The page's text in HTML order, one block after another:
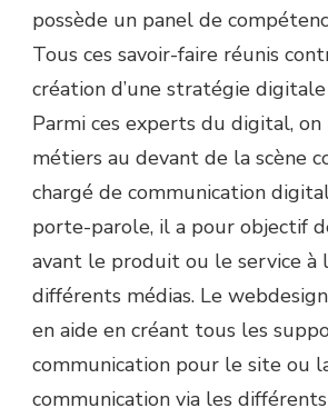
possède un panel de
Tous ces savoir-faire réunis
création d’une stratégie
Parmi ces experts du digital,
métiers au devant de la scène
chargé de communication
porte-parole, il a pour objectif
avant le produit ou le service à
différents médias. Le
en aide en créant tous les
communication pour le site ou
communication via les